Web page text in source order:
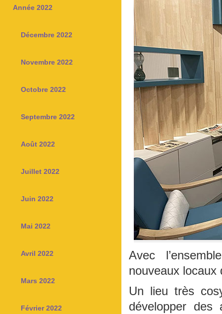
Année 2022
Décembre 2022
Novembre 2022
Octobre 2022
Septembre 2022
Août 2022
Juillet 2022
Juin 2022
Mai 2022
Avril 2022
Mars 2022
Février 2022
Avec
nouveaux locaux
Un lieu très
développer des